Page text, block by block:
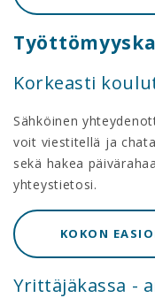
Korkeasti
Sähköinen
voit viestitellä ja
sekä hakea
yhteystietosi.
KOKON
Yrittäjäkassa -